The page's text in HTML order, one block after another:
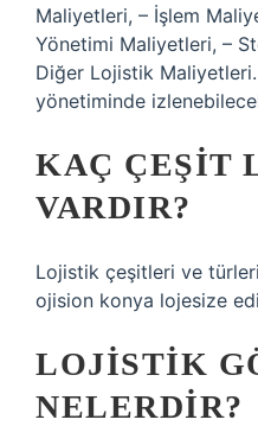
Maliyetleri, – İşlem
Yönetimi Maliyetleri, –
Diğer Lojistik
yönetiminde
KAÇ ÇEŞIT
VARDIR?
Lojistik çeşitleri ve
ojision konya lojesize
LOJISTIK
NELERDIR?